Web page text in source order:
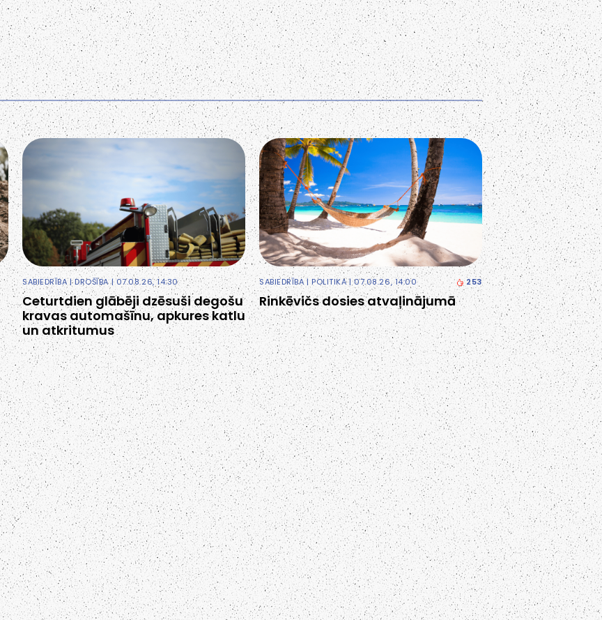
SABIEDRĪBA|DROŠĪBA| 07.08.26, 14:30
Ceturtdien glābēji dzēsuši degošu
kravas automašīnu, apkures katlu
un atkritumus
SABIEDRĪBA| POLITIKA| 07.08.26, 14:00 253
Rinkēvičs dosies atvaļinājumā